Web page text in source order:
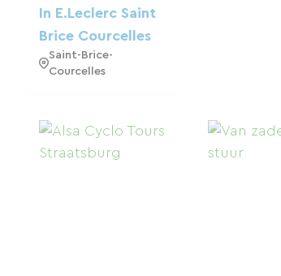
In E.Leclerc Saint
Brice Courcelles
Saint-Brice-
Courcelles